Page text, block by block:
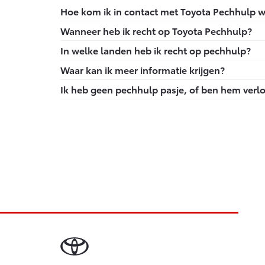
Hoe kom ik in contact met Toyota Pechhulp
U bent in Nederland, bel het gratis nummer
U bent in het buitenland, bel het nummer:
Heb je een (private) lease auto? Bel dan het
Wanneer heb ik recht op Toyota Pechhulp?
Je hebt recht op Toyota Pechhulp wanneer
In welke landen heb ik recht op pechhulp?
Andorra, België, Bosnië-Herzegovina,
Hongarije, Ierland, Italië, IJsland, Kroatië,
Noorwegen, Oekraïne, Oostenrijk, Polen,
Waar kan ik meer informatie krijgen?
Neem voor meer informatie over Toyota
Je kunt ook contact opnemen met het
Ik heb geen pechhulp pasje, of ben hem